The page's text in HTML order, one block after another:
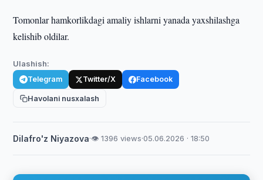
Tomonlar hamkorlikdagi amaliy ishlarni yanada yaxshilashga
kelishib oldilar.
Ulashish:
Telegram Twitter/X Facebook
Havolani nusxalash
Dilafro'z Niyazova·👁 1396 views·05.06.2026 · 18:50